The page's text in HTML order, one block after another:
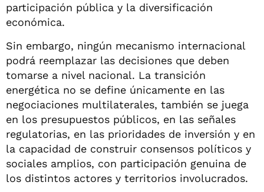
participación pública y la diversificación
económica.
Sin embargo, ningún mecanismo internacional
podrá reemplazar las decisiones que deben
tomarse a nivel nacional. La transición
energética no se define únicamente en las
negociaciones multilaterales, también se juega
en los presupuestos públicos, en las señales
regulatorias, en las prioridades de inversión y en
la capacidad de construir consensos políticos y
sociales amplios, con participación genuina de
los distintos actores y territorios involucrados.